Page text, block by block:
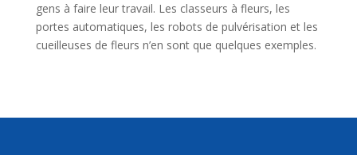
gens à faire leur travail. Les classeurs à fleurs, les
portes automatiques, les robots de pulvérisation et les
cueilleuses de fleurs n’en sont que quelques exemples.